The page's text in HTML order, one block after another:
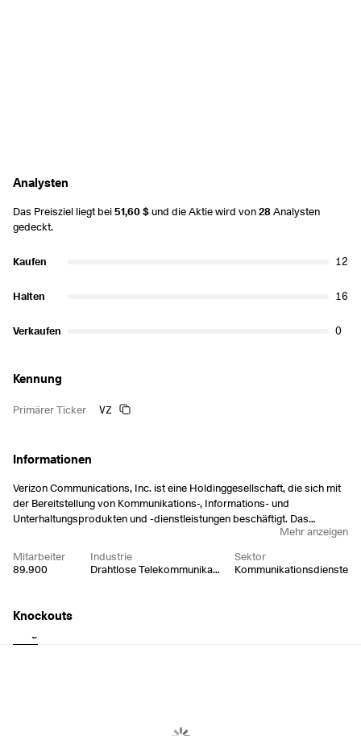
Analysten
Das Preisziel liegt bei51,60 $und die Aktie wird von28Analysten
gedeckt.
Kaufen 12
Halten 16
Verkaufen 0
Informationen
Verizon Communications, Inc. ist eine Holdinggesellschaft, die sich mit
der Bereitstellung von Kommunikations-, Informations- und
Unterhaltungsprodukten und -dienstleistungen beschäftigt. Das
Unternehmen ist in den Segmenten Consumer und Business tätig. Das
drahtgebundene Kommunikationsdienste und -produkte an. Das
Daten-, Video- und Konferenzdienste, Netzwerklösungen für
Sprachdienste für Orts- und Ferngespräche sowie Netzwerkzugang zur
Mehr anzeigen
Mitarbeiter
89.900
Industrie
Drahtlose Telekommunikationsdienste
Sektor
Kommunikationsdienste
Kennung
Primärer Ticker VZ
Knockouts